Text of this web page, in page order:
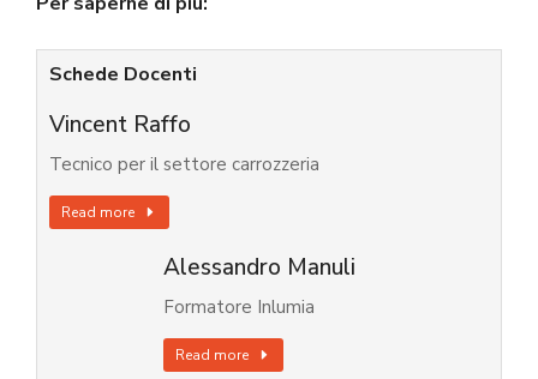
Schede Docenti
Vincent Raffo
Tecnico per il settore carrozzeria
Read more
Alessandro Manuli
Formatore Inlumia
Read more